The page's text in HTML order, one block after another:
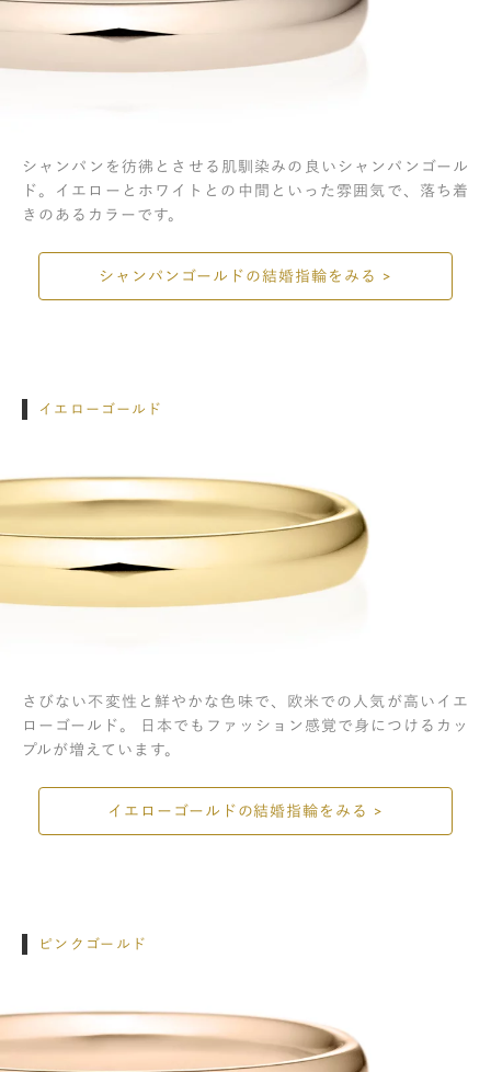
シャンパンを彷彿とさせる肌馴染みの良いシャンパンゴール
ド。イエローとホワイトとの中間といった雰囲気で、落ち着
きのあるカラーです。
シャンパンゴールドの結婚指輪をみる >
イエローゴールド
さびない不変性と鮮やかな色味で、欧米での人気が高いイエ
ローゴールド。 日本でもファッション感覚で身につけるカッ
プルが増えています。
イエローゴールドの結婚指輪をみる >
ピンクゴールド